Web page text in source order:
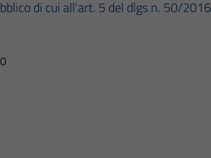
di cui all'art. 5 del dlgs n. 50/2016